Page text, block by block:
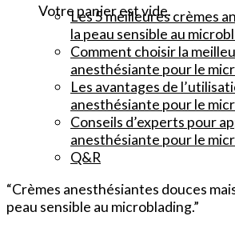
Votre panier est vide.
Les 5 meilleures crèmes
la peau sensible au
Comment choisir la
anesthésiante pour le
Les avantages de
anesthésiante pour le
Conseils d’experts pour
anesthésiante pour le
Q&R
“Crèmes anesthésiantes douces
peau sensible au microblading.”